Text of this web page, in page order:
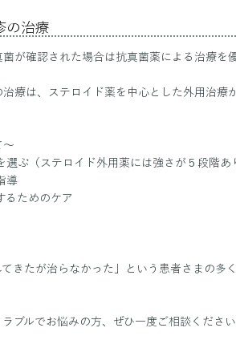
の治療
菌が確認された場合は抗真菌薬による治療を
療は、ステロイド薬を中心とした外用治療
​〜
ぶ（ステロイド外用薬には強さが５段階あ
導
るためのケア
てきたが治らなかった」という患者さまの多
ブルでお悩みの方、ぜひ一度ご相談ください